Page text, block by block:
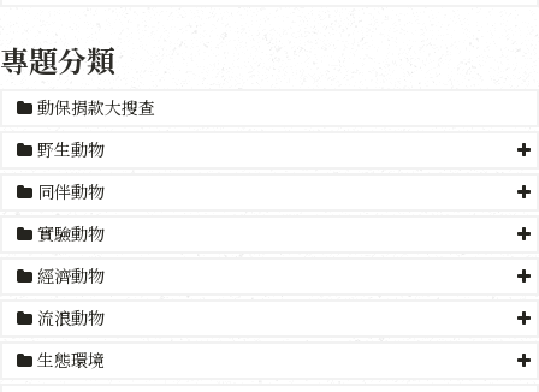
專題分類
動保捐款大搜查
野生動物
同伴動物
實驗動物
經濟動物
流浪動物
生態環境